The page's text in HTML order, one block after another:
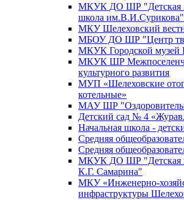
МКУК ДО ШР "Детская
школа им.В.И.Сурикова"
МКУ Шелеховский
МБОУ ДО ШР "Центр
МКУК Городской музей
МКУК ШР
культурного развития
МУП «Шелеховские
котельные»
МАУ ШР
Детский сад № 4
Начальная школа -
Средняя
Средняя
МКУК ДО ШР "Детская
К.Г. Самарина"
МКУ «Инженерно-
инфраструктуры